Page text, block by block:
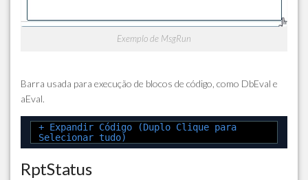
Exemplo de MsgRun
Barra usada para execução de blocos de código, como DbEval e
aEval.
+ Expandir Código (Duplo Clique para
Selecionar tudo)
RptStatus